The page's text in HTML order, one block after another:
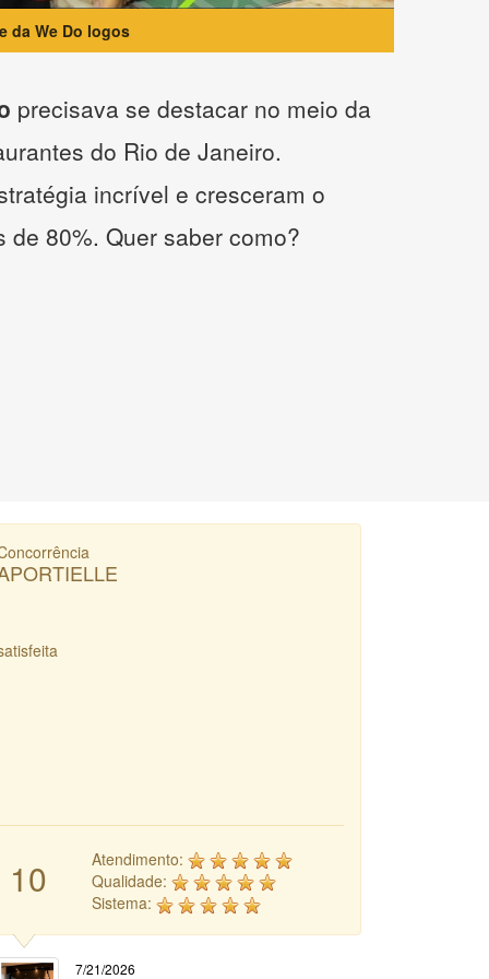
da We Do logos
precisava se destacar no meio da
do Rio de Janeiro.
incrível e cresceram o
de 80%. Quer saber como?
10
Atendimento:
Qualidade:
Sistema:
7/21/2026